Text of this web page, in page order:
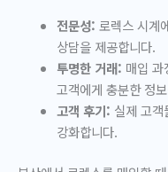
전문성: 로렉스 시계
상담을 제공합니다.
투명한 거래: 매입 과
고객에게 충분한 정
고객 후기: 실제 고
강화합니다.